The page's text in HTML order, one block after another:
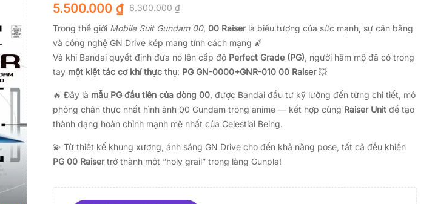
6.300.000₫
5.500.000 ₫
Trong thế giới Mobile Suit Gundam 00, 00 Raiserlà biểu tượng của sức mạnh, sự cân bằng
và công nghệ GN Drive kép mang tính cách mạng 🌠
Và khi Bandai quyết định đưa nó lên cấp độ Perfect Grade (PG), người hâm mộ đã có trong
tay một kiệt tác cơ khí thực thụ: PG GN-0000+GNR-010 00 Raiser💥
🔥 Đây là mẫu PG đầu tiên của dòng 00, được Bandai đầu tư kỹ lưỡng đến từng chi tiết, mô
phỏng chân thực nhất hình ảnh 00 Gundam trong anime — kết hợp cùng Raiser Unit để tạo
thành dạng hoàn chỉnh mạnh mẽ nhất của Celestial Being.
💫 Từ thiết kế khung xương, ánh sáng GN Drive cho đến khả năng pose, tất cả đều khiến
PG 00 Raisertrở thành một “holy grail” trong làng Gunpla!